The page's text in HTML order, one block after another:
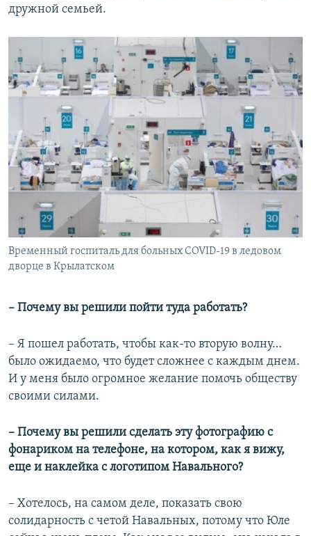
дружной семьей.
Временный госпиталь для больных COVID-19 в ледовом
дворце в Крылатском
– Почему вы решили пойти туда работать?
– Я пошел работать, чтобы как-то вторую волну…
было ожидаемо, что будет сложнее с каждым днем.
И у меня было огромное желание помочь обществу
своими силами.
– Почему вы решили сделать эту фотографию с
фонариком на телефоне, на котором, как я вижу,
еще и наклейка с логотипом Навального?
– Хотелось, на самом деле, показать свою
солидарность с четой Навальных, потому что Юле